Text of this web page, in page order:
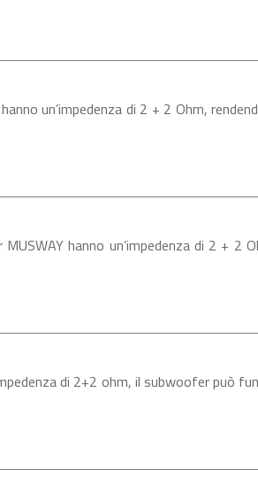
un’impedenza di 2 + 2 Ohm,
hanno un’impedenza di 2 + 2
di 2+2 ohm, il subwoofer può